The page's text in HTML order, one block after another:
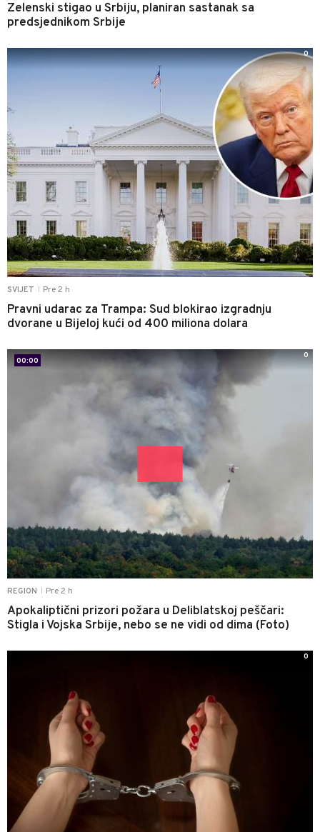
Zelenski stigao u Srbiju, planiran sastanak sa
predsjednikom Srbije
SVIJET Pre 2 h
Pravni udarac za Trampa: Sud blokirao izgradnju
dvorane u Bijeloj kući od 400 miliona dolara
0
REGION Pre 2 h
Apokaliptični prizori požara u Deliblatskoj peščari:
Stigla i Vojska Srbije, nebo se ne vidi od dima (Foto)
00:00
0
0